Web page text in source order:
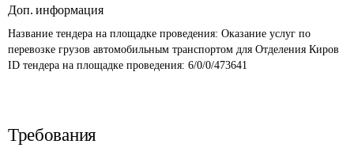
Доп. информация
Название тендера на площадке проведения: Оказание услуг по
перевозке грузов автомобильным транспортом для Отделения Киров
ID тендера на площадке проведения: 6/0/0/473641
Требования